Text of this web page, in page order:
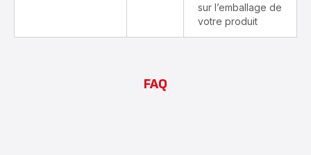
sur l’emballage de
votre produit
FAQ